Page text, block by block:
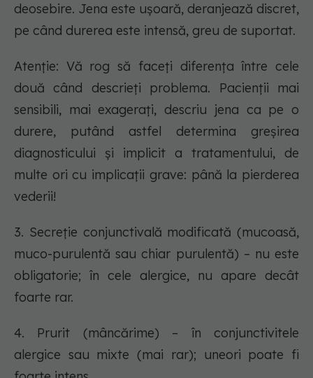
deosebire. Jena este uşoară, deranjează discret,
pe când durerea este intensă, greu de suportat.
Atenţie: Vă rog să faceţi diferenţa între cele
două când descrieţi problema. Pacienţii mai
sensibili, mai exageraţi, descriu jena ca pe o
durere, putând astfel determina greşirea
diagnosticului şi implicit a tratamentului, de
multe ori cu implicaţii grave: până la pierderea
vederii!
3. Secreţie conjunctivală modificată (mucoasă,
muco-purulentă sau chiar purulentă) – nu este
obligatorie; în cele alergice, nu apare decât
foarte rar.
4. Prurit (mâncărime) – în conjunctivitele
alergice sau mixte (mai rar); uneori poate fi